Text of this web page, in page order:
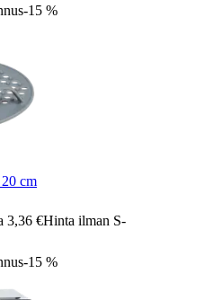
-15 %
cm
3,36 €Hinta ilman S-
-15 %